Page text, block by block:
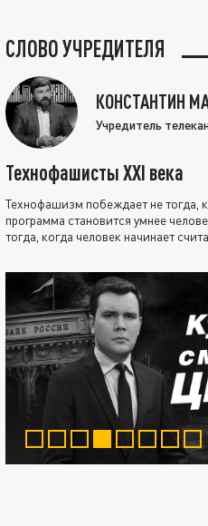
СЛОВО УЧРЕДИТЕЛЯ
КОНСТАНТИН
Учредитель
Технофашисты XXI века
Технофашизм побеждает не тогда,
программа становится умнее
тогда, когда человек начинает